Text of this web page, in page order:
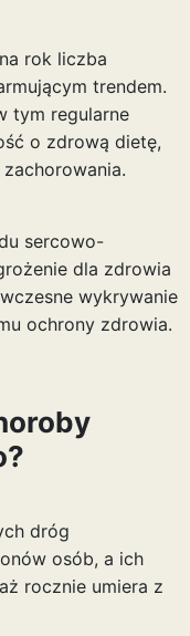
rok liczba
trendem.
tym regularne
o zdrową dietę,
sercowo-
dla zdrowia
wykrywanie
ochrony zdrowia.
dróg
osób, a ich
rocznie umiera z